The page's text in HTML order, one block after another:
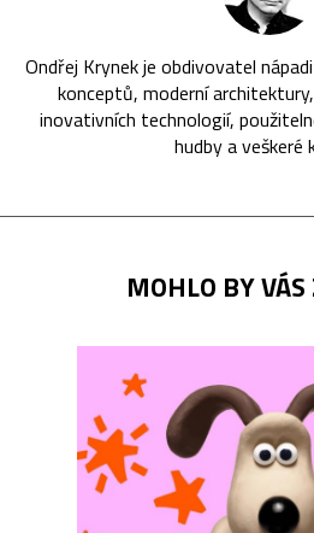
Ondřej Krynek je obdivovatel
konceptů, moderní
inovativních technologií,
hudby a veškeré
MOHLO BY